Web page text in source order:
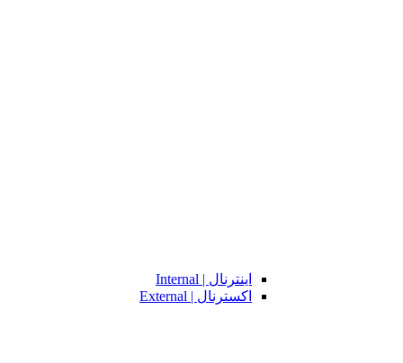
اینترنال | Internal
اکسترنال | External